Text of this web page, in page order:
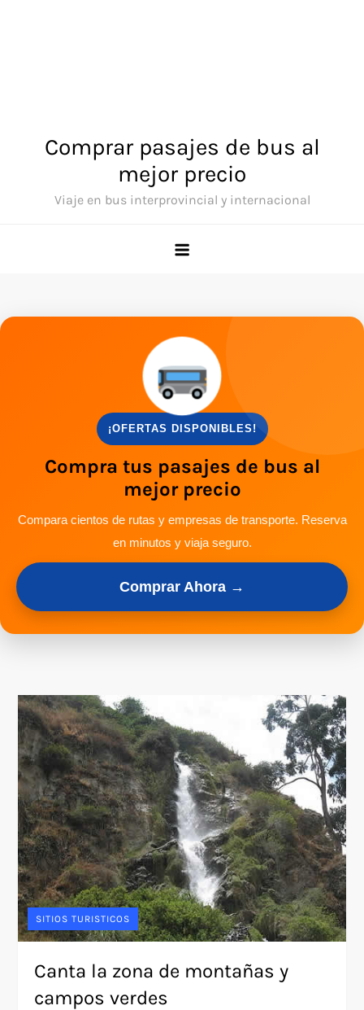
Comprar pasajes de bus al
mejor precio
Viaje en bus interprovincial y internacional
¡OFERTAS DISPONIBLES!
Compra tus pasajes de bus al
mejor precio
Compara cientos de rutas y empresas de transporte. Reserva
en minutos y viaja seguro.
Comprar Ahora →
SITIOS TURISTICOS
Canta la zona de montañas y
campos verdes